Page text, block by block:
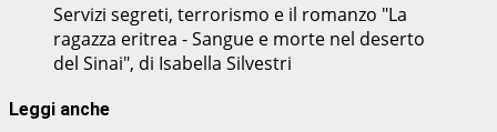
Servizi segreti, terrorismo e il romanzo "La
ragazza eritrea - Sangue e morte nel deserto
del Sinai", di Isabella Silvestri
Leggi anche